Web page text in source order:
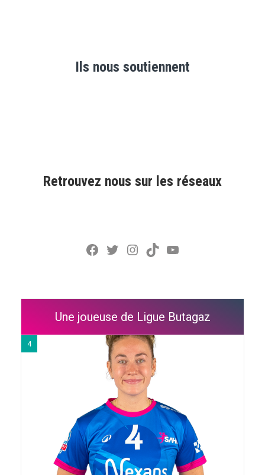
Ils nous soutiennent
Retrouvez nous sur les réseaux
Facebook
Twitter
Instagram
TikTokYouTube
Une joueuse de Ligue Butagaz
4